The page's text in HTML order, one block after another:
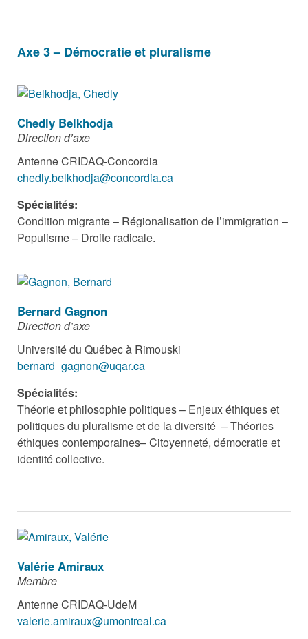
Axe 3 – Démocratie et pluralisme
Chedly Belkhodja
Direction d’axe
Antenne CRIDAQ-Concordia
chedly.belkhodja@concordia.ca
Spécialités:
Condition migrante – Régionalisation de l’immigration –
Populisme – Droite radicale.
Bernard Gagnon
Direction d’axe
Université du Québec à Rimouski
bernard_gagnon@uqar.ca
Spécialités:
Théorie et philosophie politiques – Enjeux éthiques et
politiques du pluralisme et de la diversité – Théories
éthiques contemporaines– Citoyenneté, démocratie et
identité collective.
Valérie Amiraux
Membre
Antenne CRIDAQ-UdeM
valerie.amiraux@umontreal.ca